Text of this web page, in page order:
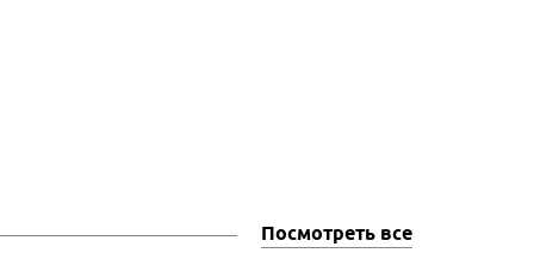
Посмотреть все